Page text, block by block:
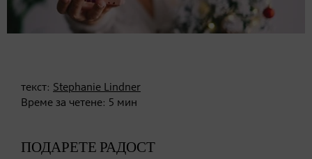
текст: Stephanie Lindner
Време за четене: 5 мин
ПОДАРЕТЕ РАДОСТ